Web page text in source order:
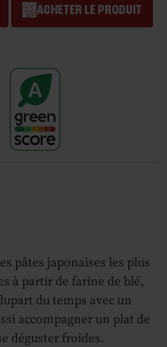
ACHETER LE PRODUIT
pâtes japonaises les plus
à partir de farine de blé,
du temps avec un
accompagner un plat de
déguster froides.